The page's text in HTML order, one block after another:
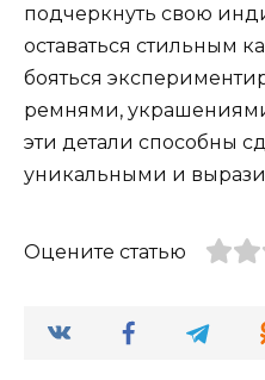
подчеркнуть свою
оставаться стильным
бояться
ремнями,
эти детали способны
уникальными и
Оцените статью